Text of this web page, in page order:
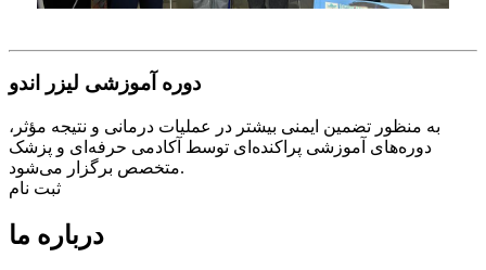
دوره‌های آموزشی پراکنده‌ای توسط آکادمی حرفه‌ای و پزشک
ثبت نام
درباره ما
شرکت تری‌انجل (Triangel) یکی از رهبران جهانی در زمینه نوآوری